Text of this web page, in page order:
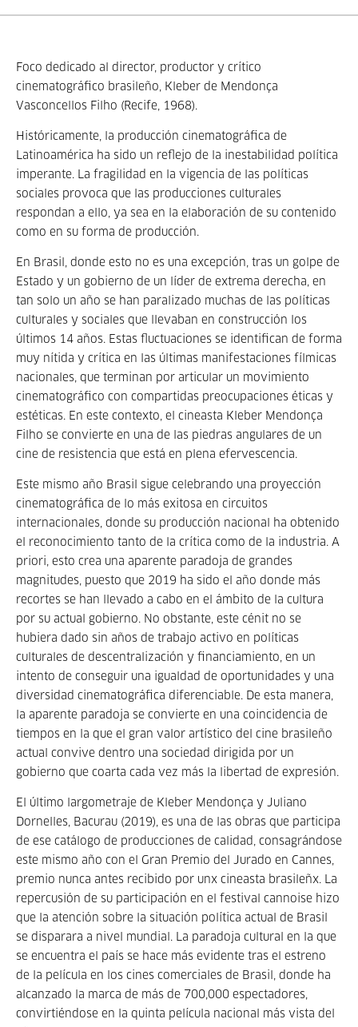
Foco dedicado al director, productor y crítico
cinematográfico brasileño, Kleber de Mendonça
Vasconcellos Filho (Recife, 1968).
Históricamente, la producción cinematográfica de
Latinoamérica ha sido un reflejo de la inestabilidad política
imperante. La fragilidad en la vigencia de las políticas
sociales provoca que las producciones culturales
respondan a ello, ya sea en la elaboración de su contenido
como en su forma de producción.
En Brasil, donde esto no es una excepción, tras un golpe de
Estado y un gobierno de un líder de extrema derecha, en
tan solo un año se han paralizado muchas de las políticas
culturales y sociales que llevaban en construcción los
últimos 14 años. Estas fluctuaciones se identifican de forma
muy nítida y crítica en las últimas manifestaciones fílmicas
nacionales, que terminan por articular un movimiento
cinematográfico con compartidas preocupaciones éticas y
estéticas. En este contexto, el cineasta Kleber Mendonça
Filho se convierte en una de las piedras angulares de un
cine de resistencia que está en plena efervescencia.
Este mismo año Brasil sigue celebrando una proyección
cinematográfica de lo más exitosa en circuitos
internacionales, donde su producción nacional ha obtenido
el reconocimiento tanto de la crítica como de la industria. A
priori, esto crea una aparente paradoja de grandes
magnitudes, puesto que 2019 ha sido el año donde más
recortes se han llevado a cabo en el ámbito de la cultura
por su actual gobierno. No obstante, este cénit no se
hubiera dado sin años de trabajo activo en políticas
culturales de descentralización y financiamiento, en un
intento de conseguir una igualdad de oportunidades y una
diversidad cinematográfica diferenciable. De esta manera,
la aparente paradoja se convierte en una coincidencia de
tiempos en la que el gran valor artístico del cine brasileño
actual convive dentro una sociedad dirigida por un
gobierno que coarta cada vez más la libertad de expresión.
El último largometraje de Kleber Mendonça y Juliano
Dornelles, Bacurau (2019), es una de las obras que participa
de ese catálogo de producciones de calidad, consagrándose
este mismo año con el Gran Premio del Jurado en Cannes,
premio nunca antes recibido por unx cineasta brasileñx. La
repercusión de su participación en el festival cannoise hizo
que la atención sobre la situación política actual de Brasil
se disparara a nivel mundial. La paradoja cultural en la que
se encuentra el país se hace más evidente tras el estreno
de la película en los cines comerciales de Brasil, donde ha
alcanzado la marca de más de 700,000 espectadores,
convirtiéndose en la quinta película nacional más vista del